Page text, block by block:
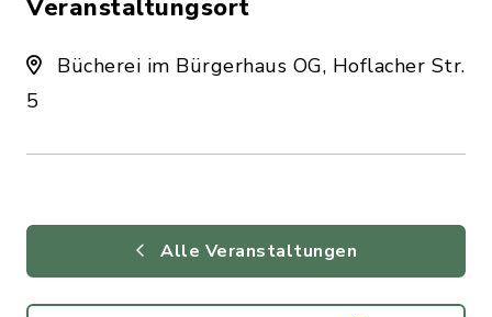
Veranstaltungsort
Bücherei im Bürgerhaus OG, Hoflacher Str.
5
Alle Veranstaltungen